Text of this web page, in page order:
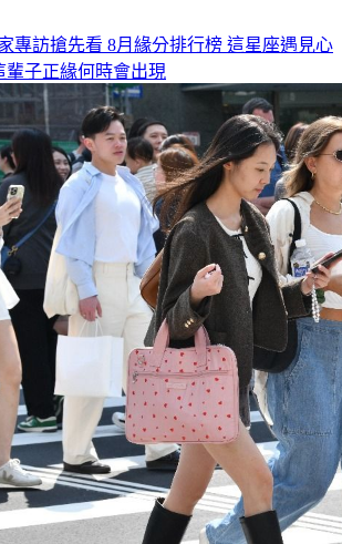
專訪搶先看 8月緣分排行榜 這星座遇見心
輩子正緣何時會出現